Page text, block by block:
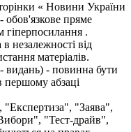
« Новини України
обов'язкове пряме
гіперпосилання .
незалежності від
матеріалів.
видань) - повинна бути
першому абзаці
"Заява",
"Тест-драйв",